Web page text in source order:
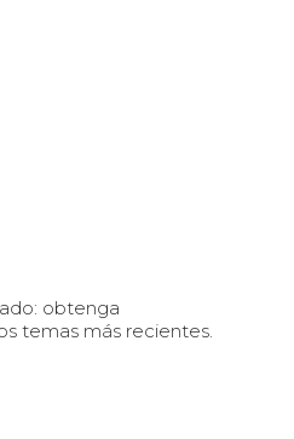
obtenga
temas más recientes.